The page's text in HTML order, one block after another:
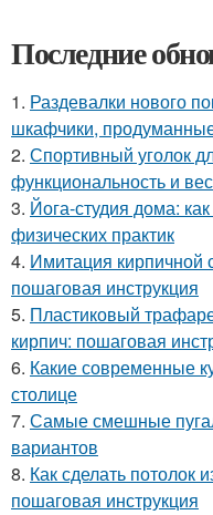
Последние
1. Раздевалки нового
шкафчики,
2. Спортивный уголок
функциональность и
3. Йога-студия дома:
физических практик
4. Имитация кирпичной
пошаговая инструкция
5. Пластиковый
кирпич: пошаговая
6. Какие современные
столице
7. Самые смешные
вариантов
8. Как сделать потолок
пошаговая инструкция